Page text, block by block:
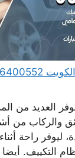
العديد من
والركاب من
ليوفر راحة
التكييف.